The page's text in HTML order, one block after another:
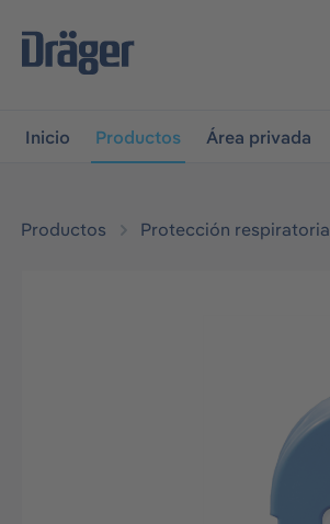
la navegación principal
Inicio Productos Área privada
Productos Protección respiratoria